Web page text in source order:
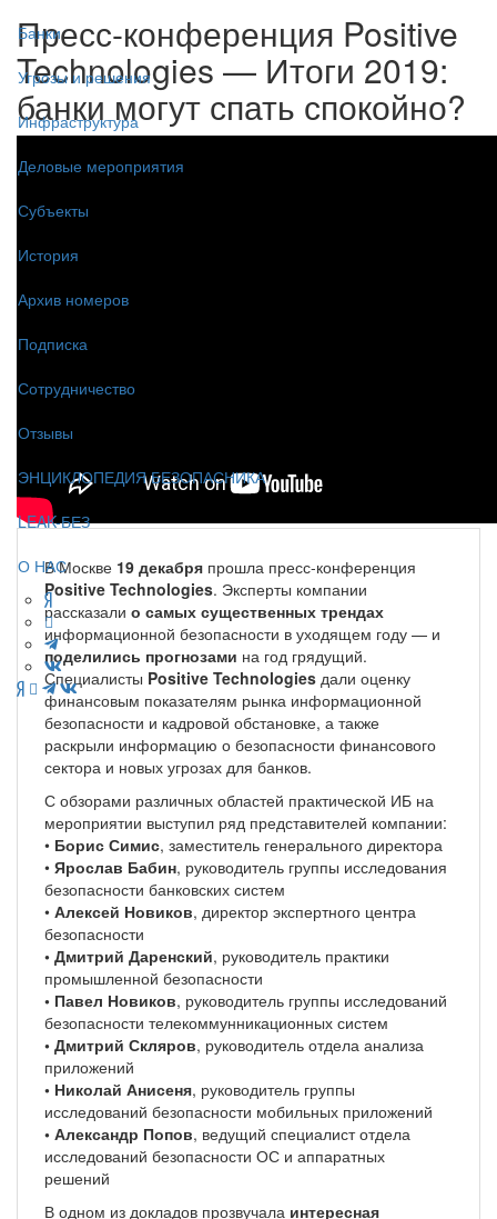
Банки
Угрозы и решения
Инфраструктура
Деловые мероприятия
Субъекты
История
Архив номеров
Подписка
Сотрудничество
Отзывы
ЭНЦИКЛОПЕДИЯ БЕЗОПАСНИКА
LEAK-БЕЗ
О НАС
Пресс-конференция Positive
Technologies — Итоги 2019:
банки могут спать спокойно?
В Москве 19 декабря прошла пресс-конференция
Positive Technologies. Эксперты компании
рассказали о самых существенных трендах
информационной безопасности в уходящем году — и
поделились прогнозами на год грядущий.
Специалисты Positive Technologies дали оценку
финансовым показателям рынка информационной
безопасности и кадровой обстановке, а также
раскрыли информацию о безопасности финансового
сектора и новых угрозах для банков.
С обзорами различных областей практической ИБ на
мероприятии выступил ряд представителей компании:
• Борис Симис, заместитель генерального директора
• Ярослав Бабин, руководитель группы исследования
безопасности банковских систем
• Алексей Новиков, директор экспертного центра
безопасности
• Дмитрий Даренский, руководитель практики
промышленной безопасности
• Павел Новиков, руководитель группы исследований
безопасности телекоммунникационных систем
• Дмитрий Скляров, руководитель отдела анализа
приложений
• Николай Анисеня, руководитель группы
исследований безопасности мобильных приложений
• Александр Попов, ведущий специалист отдела
исследований безопасности ОС и аппаратных
решений
В одном из докладов прозвучала интересная